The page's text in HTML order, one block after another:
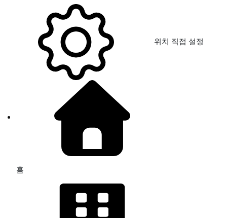
위치 직접 설정
홈